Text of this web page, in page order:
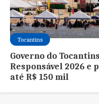
Tocantins
Governo do
Responsável 2026
até R$ 150 mil